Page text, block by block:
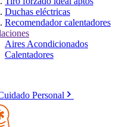
Duchas eléctricas
Recomendador calentadores
Aires Acondicionados
Calentadores
Personal